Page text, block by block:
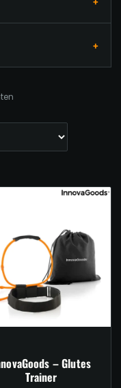
op
nieuwste
– Glutes
Trainer